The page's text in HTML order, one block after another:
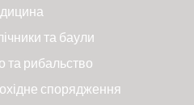
та баули
та рибальство
спорядження